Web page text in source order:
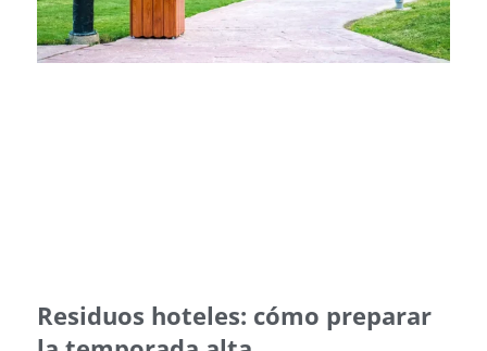
Residuos hoteles: cómo preparar